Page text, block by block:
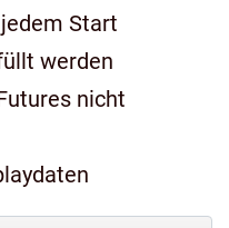
Start
werden
nicht